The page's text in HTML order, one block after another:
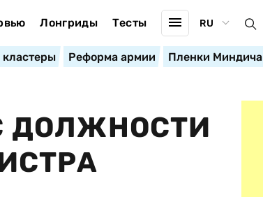
Лонгриды Тесты RU
Реформа армии Пленки Миндича
ДОЛЖНОСТИ